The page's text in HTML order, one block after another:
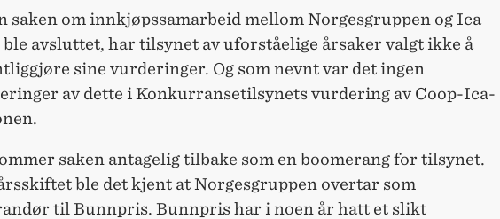
saken om innkjøpssamarbeid mellom Norgesgruppen og Ica
avsluttet, har tilsynet av uforståelige årsaker valgt ikke å
sine vurderinger. Og som nevnt var det ingen
av dette i Konkurransetilsynets vurdering av Coop-Ica-
saken antagelig tilbake som en boomerang for tilsynet.
ble det kjent at Norgesgruppen overtar som
til Bunnpris. Bunnpris har i noen år hatt et slikt